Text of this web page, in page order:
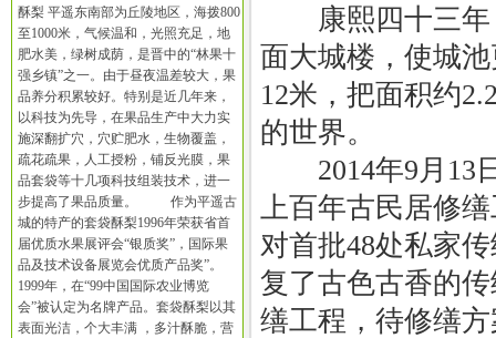
酥梨 平遥东南部为丘陵地区，海拨800
至1000米，气候温和，光照充足，地
肥水美，绿树成荫，是晋中的“林果十
强乡镇”之一。由于昼夜温差较大，果
品养分积累较好。特别是近几年来，
以科技为先导，在果品生产中大力实
施深翻扩穴，穴贮肥水，生物覆盖，
疏花疏果，人工授粉，铺反光膜，果
品套袋等十几项科技组装技术，进一
步提高了果品质量。 作为平遥古
城的特产的套袋酥梨1996年荣获省首
届优质水果展评会“银质奖”，国际果
品及技术设备展览会优质产品奖”。
1999年，在“99中国国际农业博览
会”被认定为名牌产品。套袋酥梨以其
表面光洁，个大丰满 ，多汁酥脆，营
康熙四十三年
面大城楼，使城
12米，把面积约
的世界。
2014年9月13日
上百年古民居修
对首批48处私家
复了古色古香的
缮工程，待修缮